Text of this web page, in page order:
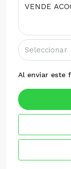
Seleccionar
Al enviar este